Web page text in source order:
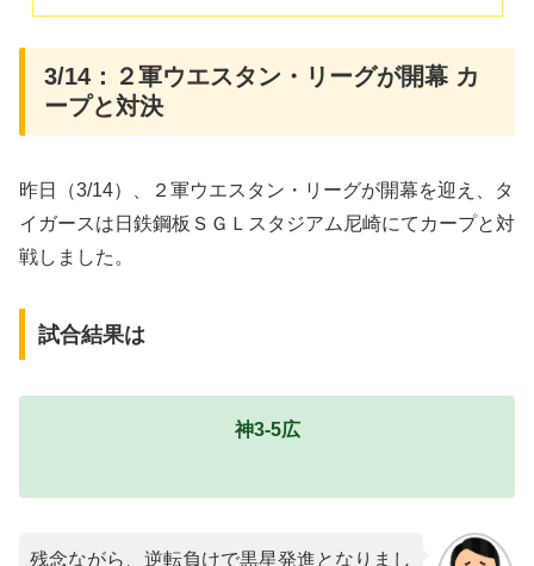
3/14：２軍ウエスタン・リーグが開幕 カ
ープと対決
昨日（3/14）、２軍ウエスタン・リーグが開幕を迎え、タ
イガースは日鉄鋼板ＳＧＬスタジアム尼崎にてカープと対
戦しました。
試合結果は
神3-5広
残念ながら、逆転負けで黒星発進となりまし